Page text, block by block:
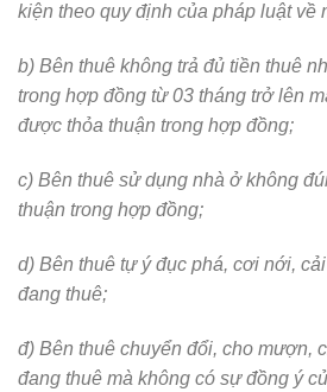
kiện theo quy định của pháp luật về
b) Bên thuê không trả đủ tiền thuê
trong hợp đồng từ 03 tháng trở lên
được thỏa thuận trong hợp đồng;
c) Bên thuê sử dụng nhà ở không
thuận trong hợp đồng;
d) Bên thuê tự ý đục phá, cơi nới,
đang thuê;
đ) Bên thuê chuyển đổi, cho mượn,
đang thuê mà không có sự đồng ý